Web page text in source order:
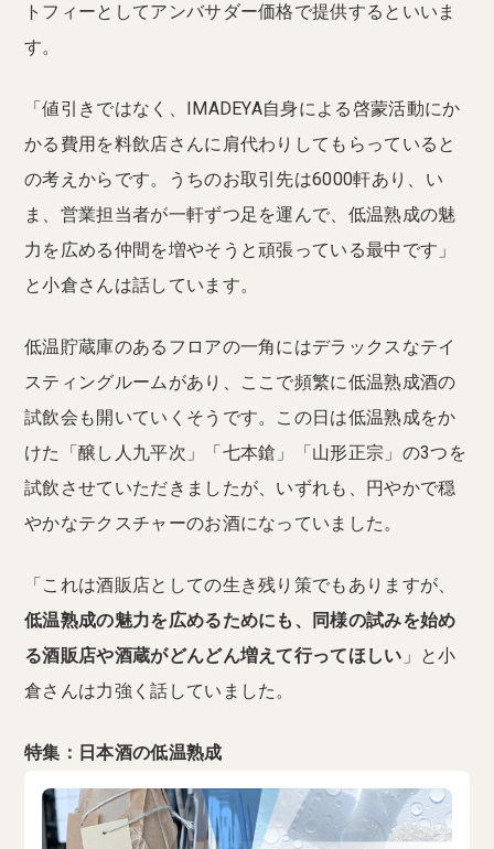
トフィーとしてアンバサダー価格で提供するといいま
す。
「値引きではなく、IMADEYA自身による啓蒙活動にか
かる費用を料飲店さんに肩代わりしてもらっていると
の考えからです。うちのお取引先は6000軒あり、い
ま、営業担当者が一軒ずつ足を運んで、低温熟成の魅
力を広める仲間を増やそうと頑張っている最中です」
と小倉さんは話しています。
低温貯蔵庫のあるフロアの一角にはデラックスなテイ
スティングルームがあり、ここで頻繁に低温熟成酒の
試飲会も開いていくそうです。この日は低温熟成をか
けた「醸し人九平次」「七本鎗」「山形正宗」の3つを
試飲させていただきましたが、いずれも、円やかで穏
やかなテクスチャーのお酒になっていました。
「これは酒販店としての生き残り策でもありますが、
低温熟成の魅力を広めるためにも、同様の試みを始め
る酒販店や酒蔵がどんどん増えて行ってほしい 」と小
倉さんは力強く話していました。
特集：日本酒の低温熟成